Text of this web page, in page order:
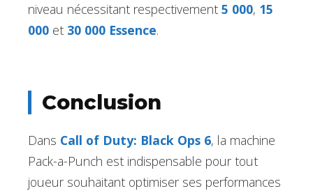
niveau nécessitant respectivement 5 000, 15
000 et 30 000 Essence.
Conclusion
Dans Call of Duty: Black Ops 6, la machine
Pack-a-Punch est indispensable pour tout
joueur souhaitant optimiser ses performances